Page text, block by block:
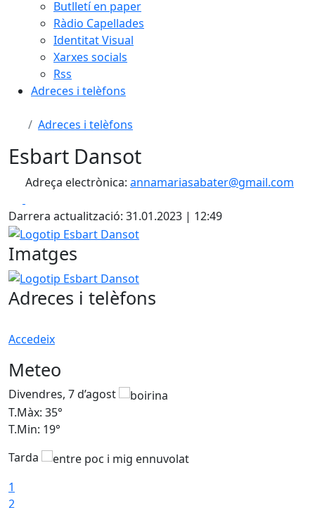
Butlletí en paper
Ràdio Capellades
Identitat Visual
Xarxes socials
Rss
Adreces i telèfons
Adreces i telèfons
Esbart Dansot
Adreça electrònica: annamariasabater@gmail.com
Darrera actualització: 31.01.2023 | 12:49
Logotip Esbart Dansot
Imatges
Logotip Esbart Dansot
Adreces i telèfons
Accedeix
Meteo
Divendres, 7 d’agost
T.Màx: 35°
T.Min: 19°
Tarda
1
2